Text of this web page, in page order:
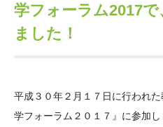
年報一覧
研究助成
その他情報
アクセス日本語 English
学フォーラム2017
ました！
平成３０年２月１７日に行われ
学フォーラム２０１７』に参加